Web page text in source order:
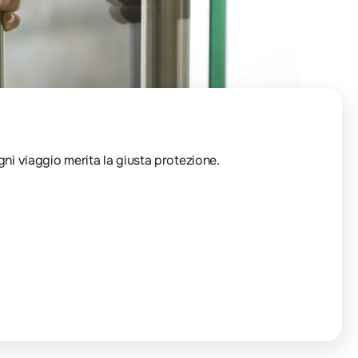
viaggio merita la giusta protezione.